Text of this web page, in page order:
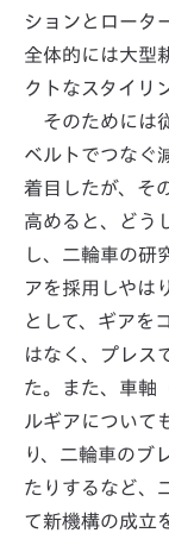
ションとロータ
全体的には大型
クトなスタイリ
そのためには
ベルトでつなぐ
着目したが、そ
高めると、どう
し、二輪車の研
アを採用しやは
として、ギアを
はなく、プレス
た。また、車軸
ルギアについて
り、二輪車のブ
たりするなど、
て新機構の成立